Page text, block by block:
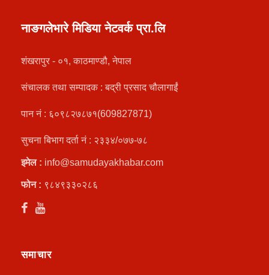
नाङगलेभारे मिडिया नेटवर्क प्रा.लि
शंखरापुर - ०१, काठमाण्डौ, नेपाल
संचालक तथा सम्पादक : बद्री प्रसाद चौलागाईं
पान नं : ६०९८२७८७१(609827871)
सुचना बिभाग दर्ता नं : २३३४/०७७-७८
इमेल : info@samudayakhabar.com
फोन : ९८४९३३०२८६
समाचार